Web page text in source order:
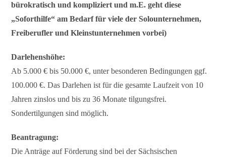
bürokratisch und kompliziert und m.E. geht diese
„Soforthilfe“ am Bedarf für viele der Solounternehmen,
Freiberufler und Kleinstunternehmen vorbei)
Darlehenshöhe:
Ab 5.000 € bis 50.000 €, unter besonderen Bedingungen ggf.
100.000 €. Das Darlehen ist für die gesamte Laufzeit von 10
Jahren zinslos und bis zu 36 Monate tilgungsfrei.
Sondertilgungen sind möglich.
Beantragung:
Die Anträge auf Förderung sind bei der Sächsischen